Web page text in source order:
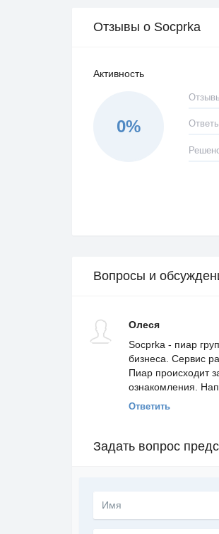
Отзывы о Socprka
Активность
0%
Вопросы и
Олеся
Socprka - пиар
бизнеса. Сервис
Пиар происходит
ознакомления.
Ответить
Задать вопрос